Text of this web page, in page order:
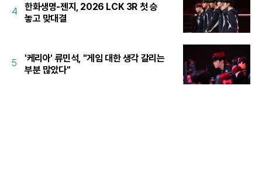
4
한화생명-젠지, 2026 LCK 3R 첫 승
놓고 맞대결
5
'케리아' 류민석, "게임 대한 생각 갈리는
부분 많았다"